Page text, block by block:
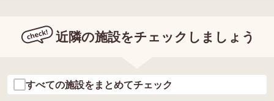
近隣の施設をチェックしましょう
すべての施設をまとめてチェック